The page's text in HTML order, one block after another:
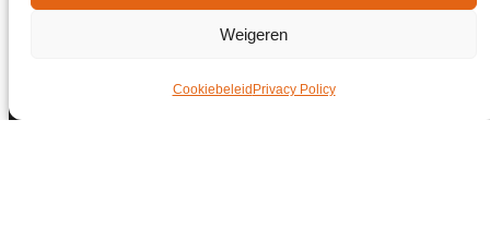
Weigeren
Cookiebeleid Privacy Policy